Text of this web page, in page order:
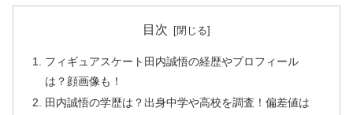
目次
フィギュアスケート田内誠悟の経歴やプロフィール
は？顔画像も！
田内誠悟の学歴は？出身中学や高校を調査！偏差値は